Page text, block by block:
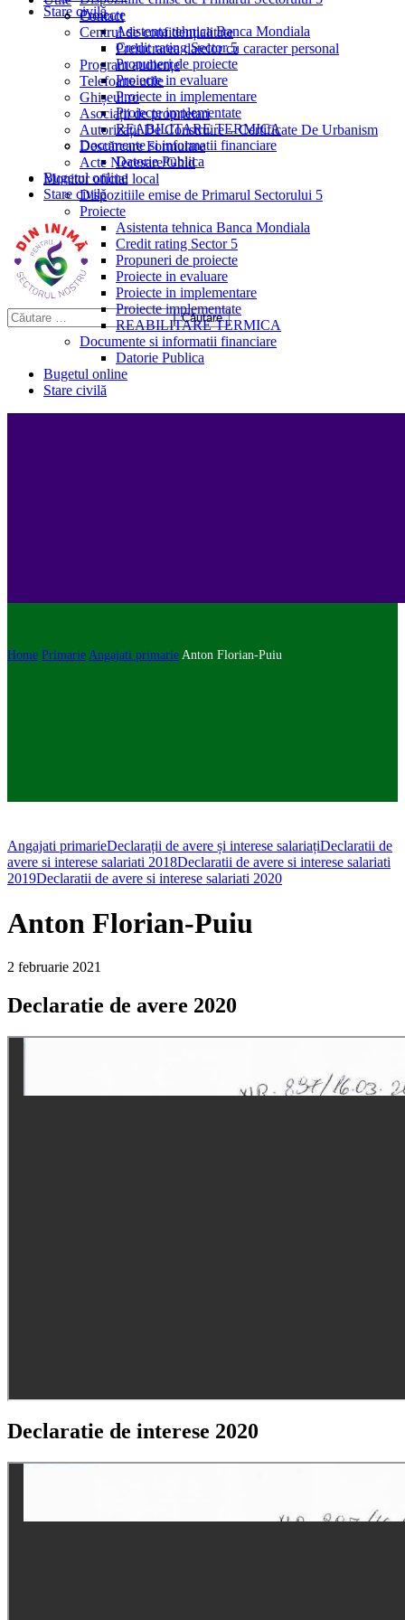
Stare civilă
Proiecte
Asistenta tehnica Banca Mondiala
Credit rating Sector 5
Propuneri de proiecte
Proiecte in evaluare
Proiecte in implementare
Proiecte implementate
REABILITARE TERMICA
Documente si informatii financiare
Datorie Publica
Bugetul online
Stare civilă
Contact
Centrul de confidențialitate
Prelucrarea datelor cu caracter personal
Program audiențe
Telefoane utile
Ghișeul.ro
Asociații de proprietari
Autorizații De Construire – Certificate De Urbanism
Descărcare Formulare
Acte Necesare/Ghid
Monitor oficial local
Dispozitiile emise de Primarul Sectorului 5
Proiecte
Asistenta tehnica Banca Mondiala
Credit rating Sector 5
Propuneri de proiecte
Proiecte in evaluare
Proiecte in implementare
Proiecte implementate
REABILITARE TERMICA
Documente si informatii financiare
Datorie Publica
Bugetul online
Stare civilă
Home Primarie Angajati primarie Anton Florian-Puiu
Angajati primarieDeclarații de avere și interese salariațiDeclaratii de
avere si interese salariati 2018Declaratii de avere si interese salariati
2019Declaratii de avere si interese salariati 2020
Anton Florian-Puiu
2 februarie 2021
Declaratie de avere 2020
Declaratie de interese 2020